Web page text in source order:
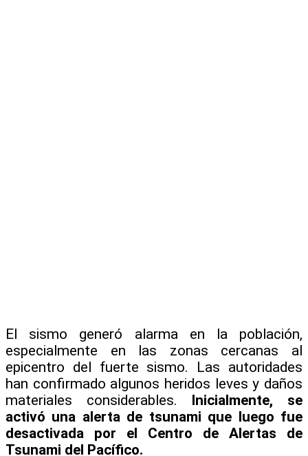
El sismo generó alarma en la población,
especialmente en las zonas cercanas al
epicentro del fuerte sismo. Las autoridades
han confirmado algunos heridos leves y daños
materiales considerables. Inicialmente, se
activó una alerta de tsunami que luego fue
desactivada por el Centro de Alertas de
Tsunami del Pacífico.